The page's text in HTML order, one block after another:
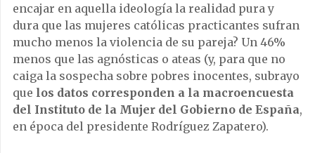
encajar en aquella ideología la realidad pura y
dura que las mujeres católicas practicantes sufran
mucho menos la violencia de su pareja? Un 46%
menos que las agnósticas o ateas (y, para que no
caiga la sospecha sobre pobres inocentes, subrayo
que los datos corresponden a la macroencuesta
del Instituto de la Mujer del Gobierno de España,
en época del presidente Rodríguez Zapatero).